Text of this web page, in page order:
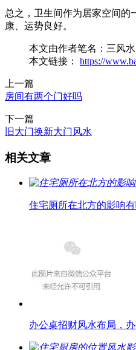
总之，卫生间作为居家空间的
康、运势良好。
本文由作者笔名：三风
本文链接： https://
上一篇
房间有两个门好吗
下一篇
旧大门换新大门风水
相关文章
住宅厕所在北方的影响
办公桌招财风水布局，